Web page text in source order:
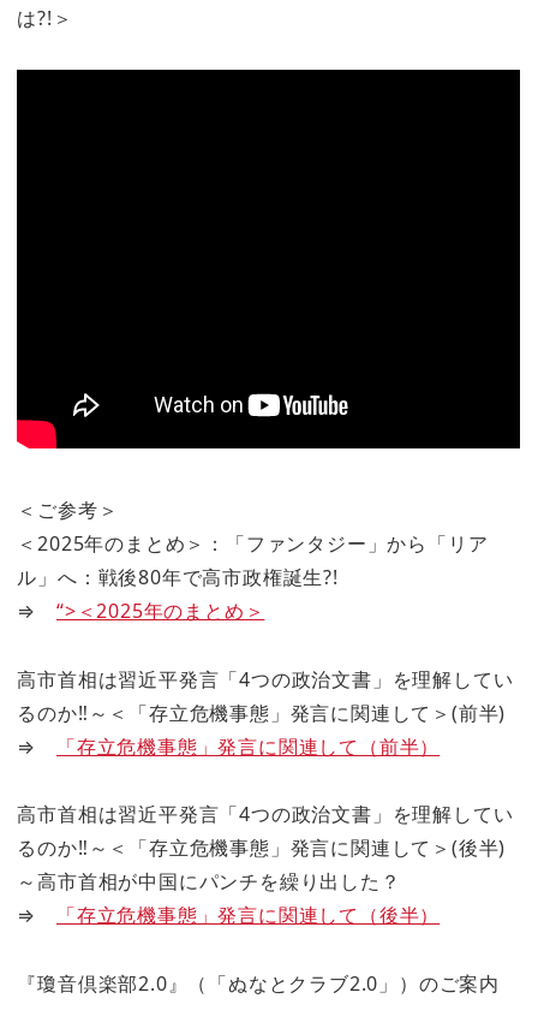
は?!＞
＜ご参考＞
＜2025年のまとめ＞：「ファンタジー」から「リア
ル」へ：戦後80年で高市政権誕生?!
⇒ “>＜2025年のまとめ＞
高市首相は習近平発言「4つの政治文書」を理解してい
るのか‼～＜「存立危機事態」発言に関連して＞(前半)
⇒
「存立危機事態」発言に関連して（前半）
高市首相は習近平発言「4つの政治文書」を理解してい
るのか‼～＜「存立危機事態」発言に関連して＞(後半)
～高市首相が中国にパンチを繰り出した？
⇒
「存立危機事態」発言に関連して（後半）
『瓊音倶楽部2.0』（「ぬなとクラブ2.0」）のご案内